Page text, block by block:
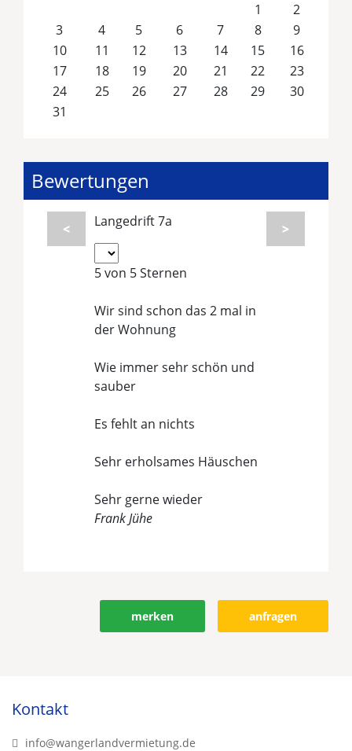
1
2
3
4 5 6 7 8
9
10
11 12 13 14 15
16
17
18 19 20 21 22
23
24
25 26 27 28 29
30
31
Bewertungen
< Langedrift 7a
5 von 5 Sternen
Wir sind schon das 2 mal in
der Wohnung
Wie immer sehr schön und
sauber
Es fehlt an nichts
Sehr erholsames Häuschen
Sehr gerne wieder
Frank Jühe
>
anfragen
merken
Kontakt
info@wangerlandvermietung.de